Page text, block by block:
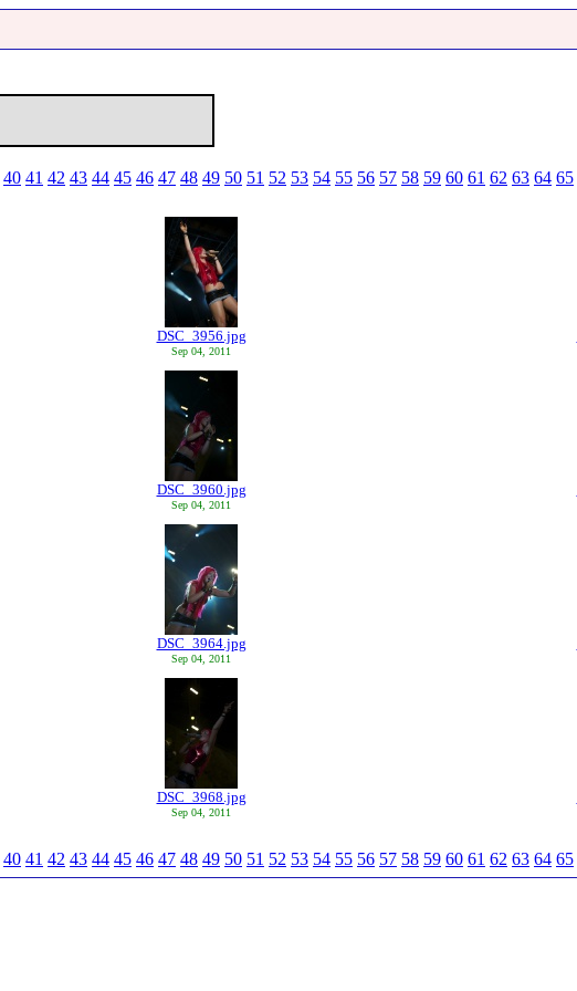
40 41 42 43 44 45 46 47 48 49 50 51 52 53 54 55 56 57 58 59 60 61 62 63 64 65
DSC_3956.jpg
Sep 04, 2011
DSC_3960.jpg
Sep 04, 2011
DSC_3964.jpg
Sep 04, 2011
DSC_3968.jpg
Sep 04, 2011
40 41 42 43 44 45 46 47 48 49 50 51 52 53 54 55 56 57 58 59 60 61 62 63 64 65